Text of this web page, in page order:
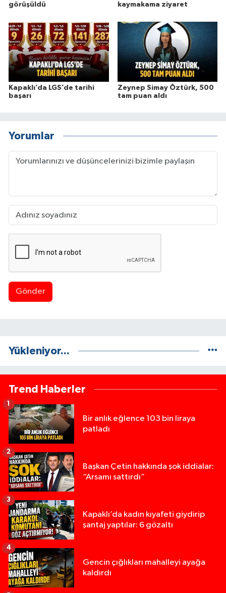
görüşüldü
kaymakama ziyaret
Kapaklı’da LGS’de tarihi
başarı
Zeynep Simay Öztürk, 500
tam puan aldı
Yorumlar
Gönder
Yükleniyor...
Trend Haberler
Bir anlık eğlence 103 bin liraya
patladı
1
Başkan Çetin hakkında şok iddialar:
“Arsamı sattırdı”
2
Kapaklı’da kadın kıyafeti giydirip
şantaj yaptılar: 6 gözaltı
3
Gencin çığlıkları mahalleyi ayağa
kaldırdı
4